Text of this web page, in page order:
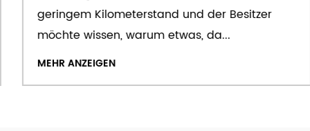
geringem Kilometerstand und der Besitzer
möchte wissen, warum etwas, da...
MEHR ANZEIGEN